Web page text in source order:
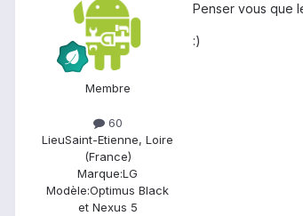
Membre
60
LieuSaint-Etienne, Loire
(France)
Marque:LG
Modèle:Optimus Black
et Nexus 5
Penser vous que
:)